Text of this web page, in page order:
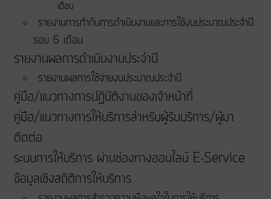
เดือน
รายงานการกำกับการดำเนินงานและการใช้งบประมาณประจำปี
รอบ 6 เดือน
รายงานผลการดำเนินงานประจำปี
รายงานผลการใช้จ่ายงบประมาณประจำปี
คู่มือ/แนวทางการปฏิบัติงานของเจ้าหน้าที่
คู่มือ/แนวทางการให้บริการสำหรับผู้รับบริการ/ผู้มา
ติดต่อ
ระบบการให้บริการ ผ่านช่องทางออนไลน์ E-Service
ข้อมูลเชิงสถิติการให้บริการ